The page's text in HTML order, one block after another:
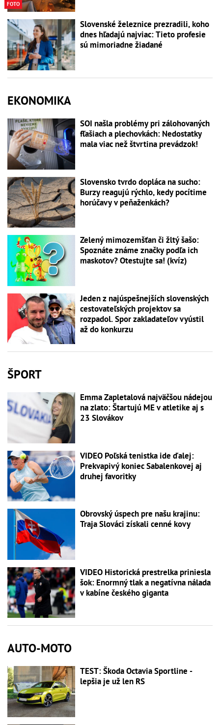
FOTO
Slovenské železnice prezradili, koho
dnes hľadajú najviac: Tieto profesie
sú mimoriadne žiadané
EKONOMIKA
SOI našla problémy pri zálohovaných
fľašiach a plechovkách: Nedostatky
mala viac než štvrtina prevádzok!
Slovensko tvrdo dopláca na sucho:
Burzy reagujú rýchlo, kedy pocítime
horúčavy v peňaženkách?
Zelený mimozemšťan či žltý šašo:
Spoznáte známe značky podľa ich
maskotov? Otestujte sa! (kvíz)
Jeden z najúspešnejších slovenských
cestovateľských projektov sa
rozpadol. Spor zakladateľov vyústil
až do konkurzu
ŠPORT
Emma Zapletalová najväčšou nádejou
na zlato: Štartujú ME v atletike aj s
23 Slovákov
VIDEO Poľská tenistka ide ďalej:
Prekvapivý koniec Sabalenkovej aj
druhej favoritky
Obrovský úspech pre našu krajinu:
Traja Slováci získali cenné kovy
VIDEO Historická prestrelka priniesla
šok: Enormný tlak a negatívna nálada
v kabíne českého giganta
AUTO-MOTO
TEST: Škoda Octavia Sportline -
lepšia je už len RS